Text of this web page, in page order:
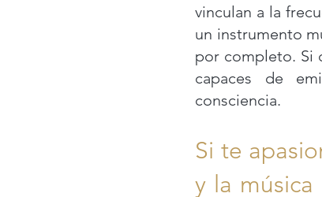
vinculan a la
un instrumento
por completo. Si
capaces de
consciencia.
Si te
y la